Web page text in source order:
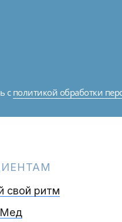
с политикой обработки
свой ритм